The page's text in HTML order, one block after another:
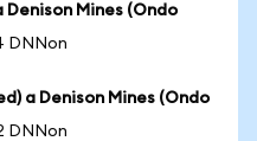
Denison Mines (Ondo
DNNon
a Denison Mines (Ondo
DNNon